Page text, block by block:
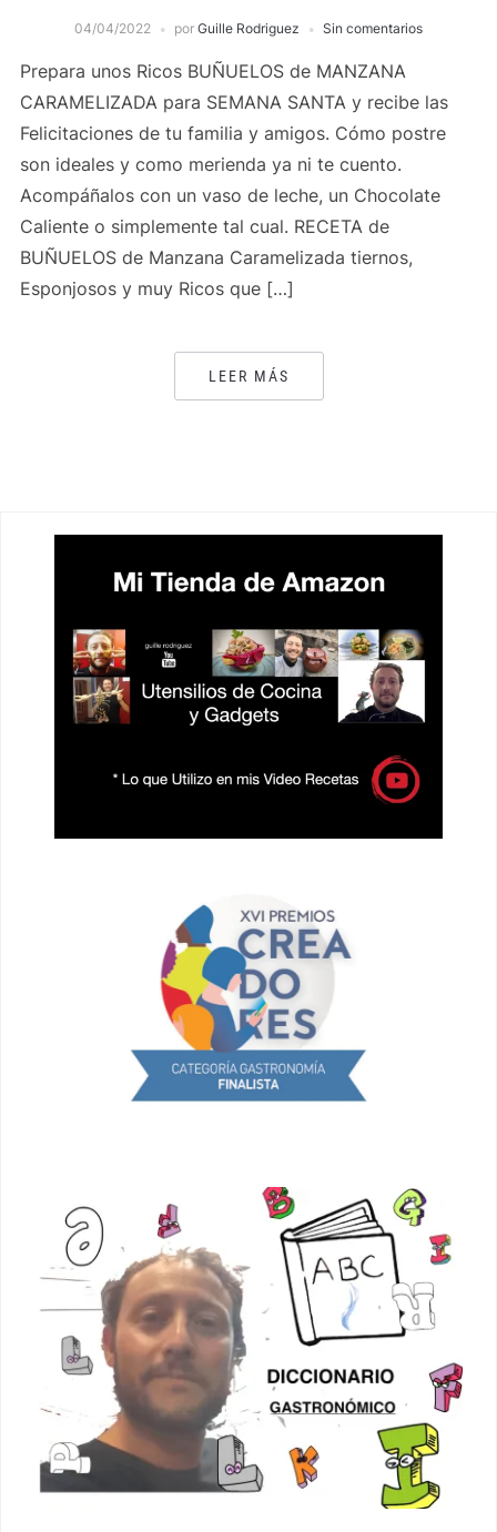
04/04/2022 por Guille Rodriguez Sin comentarios
Prepara unos Ricos BUÑUELOS de MANZANA
CARAMELIZADA para SEMANA SANTA y recibe las
Felicitaciones de tu familia y amigos. Cómo postre
son ideales y como merienda ya ni te cuento.
Acompáñalos con un vaso de leche, un Chocolate
Caliente o simplemente tal cual. RECETA de
BUÑUELOS de Manzana Caramelizada tiernos,
Esponjosos y muy Ricos que […]
LEER MÁS